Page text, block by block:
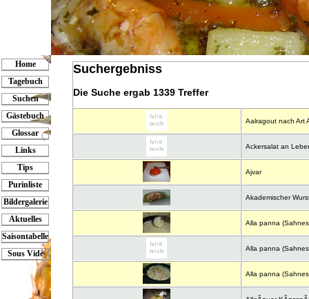
Home
Tagebuch
Suchen
Gästebuch
Glossar
Links
Tips
Purinliste
Bildergalerie
Aktuelles
Saisontabelle
Sous Vide
Suchergebniss
Die Suche ergab 1339 Treffer
Aalragout nach Art
Ackersalat an
Ajvar
Akademischer
Alla panna
Alla panna
Alla panna